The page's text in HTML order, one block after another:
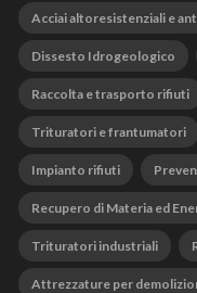
Acciai altoresistenziali e
Dissesto Idrogeologico
Raccolta e trasporto rifiuti
Trituratori e frantumatori
Impianto rifiuti
Recupero di Materia ed
Trituratori industriali
Attrezzature per